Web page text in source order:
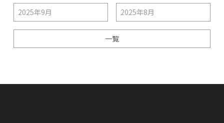
2025年9月 2025年8月
一覧